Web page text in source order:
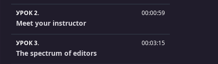
УРОК 2. 00:00:59
Meet your instructor
УРОК 3. 00:03:15
The spectrum of editors